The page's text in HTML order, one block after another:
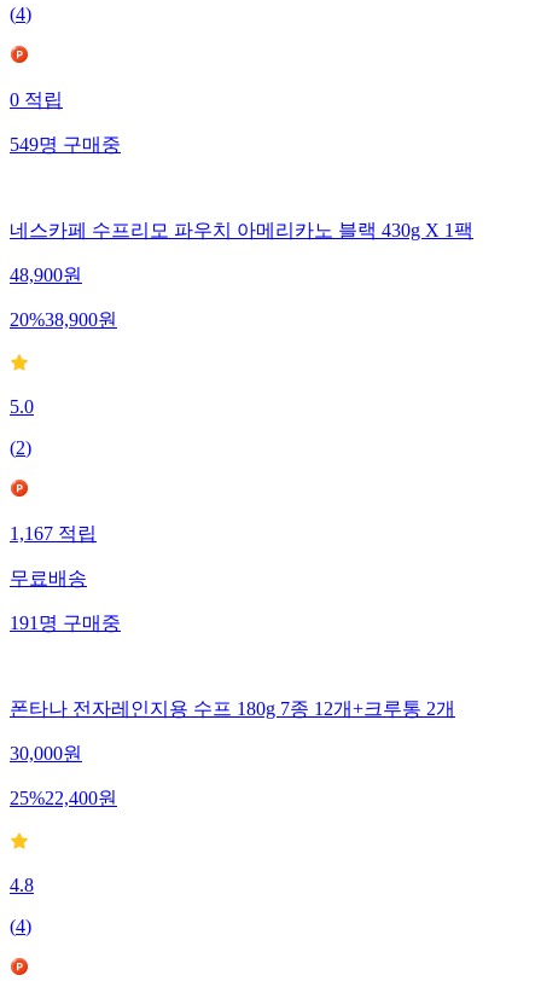
(4)
0적립
549명구매중
네스카페 수프리모 파우치 아메리카노 블랙 430g X 1팩
48,900원
20%38,900원
5.0
(2)
1,167적립
무료배송
191명구매중
폰타나 전자레인지용 수프 180g 7종 12개+크루통 2개
30,000원
25%22,400원
4.8
(4)